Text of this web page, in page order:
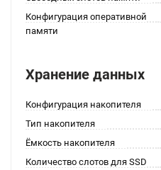
Конфигурация оперативной
памяти
Хранение данных
Конфигурация накопителя
Тип накопителя
Ёмкость накопителя
Количество слотов для SSD